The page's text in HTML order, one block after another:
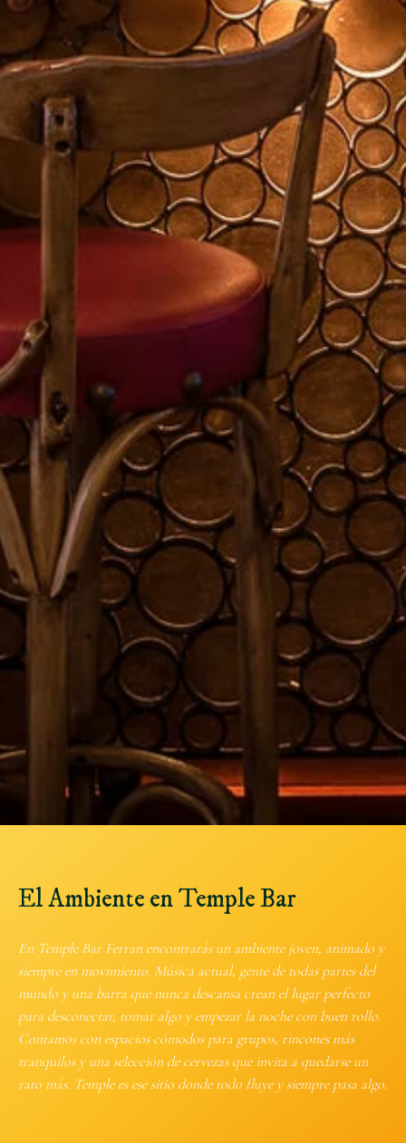
El Ambiente en Temple Bar
En Temple Bar Ferran encontrarás un ambiente joven, animado y
siempre en movimiento. Música actual, gente de todas partes del
mundo y una barra que nunca descansa crean el lugar perfecto
para desconectar, tomar algo y empezar la noche con buen rollo.
Contamos con espacios cómodos para grupos, rincones más
tranquilos y una selección de cervezas que invita a quedarse un
rato más. Temple es ese sitio donde todo fluye y siempre pasa algo.